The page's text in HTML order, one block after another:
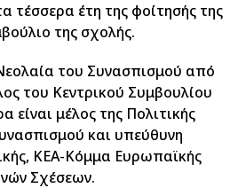
τέσσερα έτη της φοίτησής της
της σχολής.
του Συνασπισμού από
του Κεντρικού Συμβουλίου
είναι μέλος της Πολιτικής
και υπεύθυνη
ΚΕΑ-Κόμμα Ευρωπαϊκής
Σχέσεων.